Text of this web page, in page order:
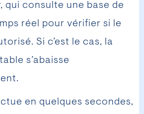
qui consulte une base de
réel pour vérifier si le
Si c’est le cas, la
s’abaisse
en quelques secondes,